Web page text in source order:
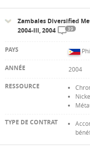
Zambales Diversified
2004-III, 2004
39
2004